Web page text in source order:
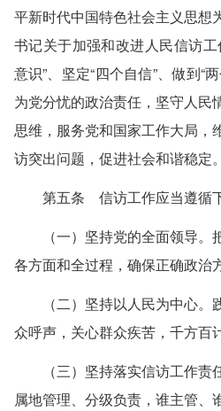
平新时代中国特色社会主义思想
书记关于加强和改进人民信访
意识”、坚定“四个自信”、做到“
为党分忧的政治责任，坚守人民
思维，服务党和国家工作大局，
访突出问题，促进社会和谐稳定。
第五条 信访工作应当遵循下
（一）坚持党的全面领导。
各方面和全过程，确保正确政治
（二）坚持以人民为中心。
众呼声，关心群众疾苦，千方百
（三）坚持落实信访工作责
属地管理、分级负责，谁主管、